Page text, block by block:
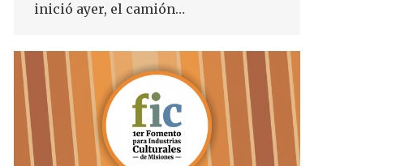
inició ayer, el camión…